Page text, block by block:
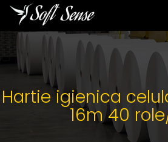
Hartie igienica
16m 40